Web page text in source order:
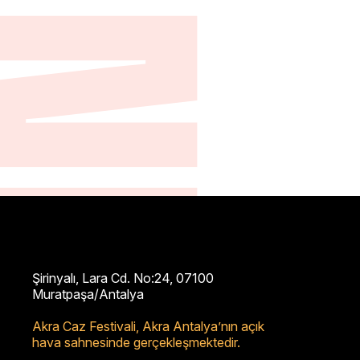
Şirinyalı, Lara Cd. No:24, 07100
Muratpaşa/Antalya
Akra Caz Festivali, Akra Antalya’nın açık
hava sahnesinde gerçekleşmektedir.